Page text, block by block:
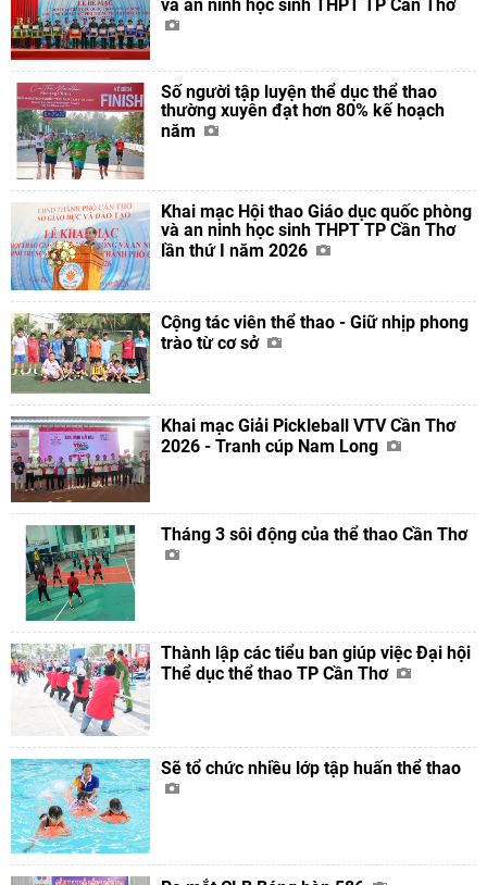
và an ninh học sinh THPT TP Cần Thơ
Số người tập luyện thể dục thể thao
thường xuyên đạt hơn 80% kế hoạch
năm
Khai mạc Hội thao Giáo dục quốc phòng
và an ninh học sinh THPT TP Cần Thơ
lần thứ I năm 2026
Cộng tác viên thể thao - Giữ nhịp phong
trào từ cơ sở
Khai mạc Giải Pickleball VTV Cần Thơ
2026 - Tranh cúp Nam Long
Tháng 3 sôi động của thể thao Cần Thơ
Thành lập các tiểu ban giúp việc Đại hội
Thể dục thể thao TP Cần Thơ
Sẽ tổ chức nhiều lớp tập huấn thể thao